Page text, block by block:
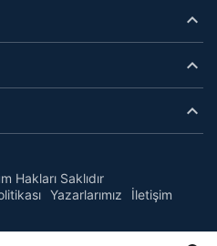
Hakları Saklıdır
Yazarlarımız İletişim